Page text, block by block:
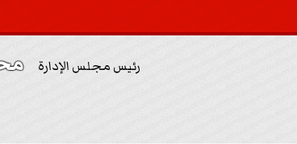
رئيس مجلس الإدارة